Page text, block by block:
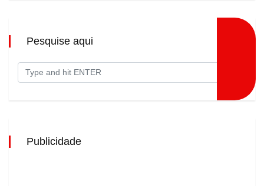
Pesquise aqui
Publicidade